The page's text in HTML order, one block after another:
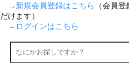
→新規会員登録はこちら
（会員
だけます）
→ログインはこちら